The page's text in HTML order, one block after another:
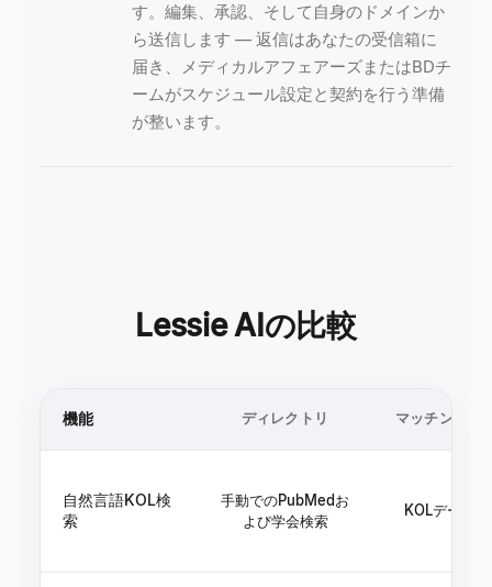
す。編集、承認、そして自身のドメインか
ら送信します — 返信はあなたの受信箱に
届き、メディカルアフェアーズまたはBDチ
ームがスケジュール設定と契約を行う準備
が整います。
Lessie AIの比較
機能 ディレクトリ マッチングプ
自然言語KOL検
索
手動でのPubMedお
よび学会検索
KOLデータ